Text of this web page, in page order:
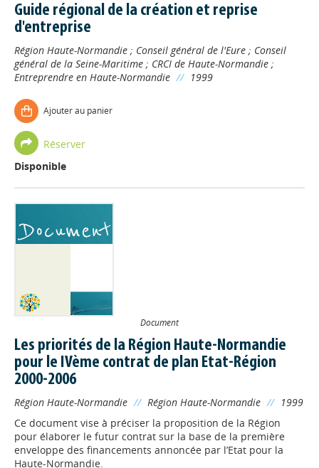
Guide régional de la création et reprise
d'entreprise
Région Haute-Normandie ; Conseil général de l'Eure ; Conseil
général de la Seine-Maritime ; CRCI de Haute-Normandie ;
Entreprendre en Haute-Normandie // 1999
Ajouter au panier
Réserver
Disponible
Document
Les priorités de la Région Haute-Normandie
pour le IVème contrat de plan Etat-Région
2000-2006
Région Haute-Normandie // Région Haute-Normandie // 1999
Ce document vise à préciser la proposition de la Région
pour élaborer le futur contrat sur la base de la première
enveloppe des financements annoncée par l’Etat pour la
Haute-Normandie.